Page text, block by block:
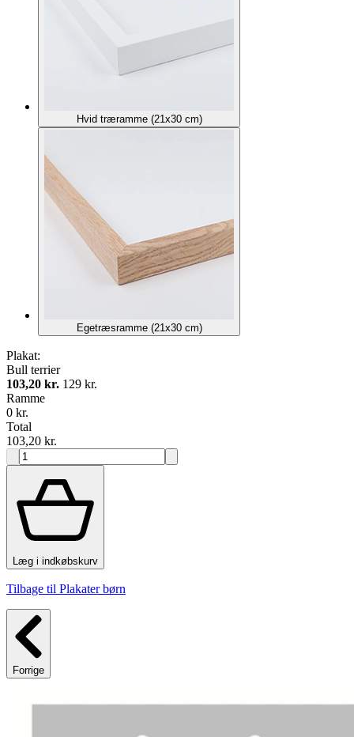
Hvid træramme (21x30 cm)
Egetræsramme (21x30 cm)
Plakat:
Bull terrier
103,20 kr. 129 kr.
Ramme
0 kr.
Total
103,20 kr.
Læg i indkøbskurv
Tilbage til Plakater børn
Forrige